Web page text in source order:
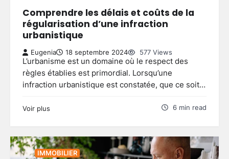
Comprendre les délais et coûts de la
régularisation d’une infraction
urbanistique
Eugenia 18 septembre 2024 577 Views
L’urbanisme est un domaine où le respect des
règles établies est primordial. Lorsqu’une
infraction urbanistique est constatée, que ce soit…
Voir plus 6 min read
IMMOBILIER